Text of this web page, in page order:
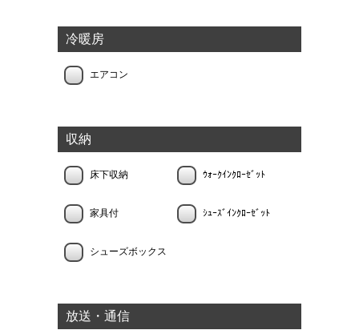
冷暖房
エアコン
収納
床下収納 ｳｫｰｸｲﾝｸﾛｰｾﾞｯﾄ
家具付 ｼｭｰｽﾞｲﾝｸﾛｰｾﾞｯﾄ
シューズボックス
放送・通信